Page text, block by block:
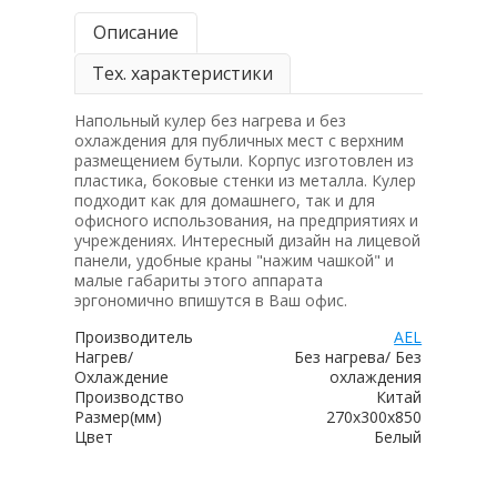
Описание
Тех. характеристики
Напольный кулер без нагрева и без
охлаждения для публичных мест с верхним
размещением бутыли. Корпус изготовлен из
пластика, боковые стенки из металла. Кулер
подходит как для домашнего, так и для
офисного использования, на предприятиях и
учреждениях. Интересный дизайн на лицевой
панели, удобные краны "нажим чашкой" и
малые габариты этого аппарата
эргономично впишутся в Ваш офис.
Производитель
AEL
Нагрев/
Охлаждение
Без нагрева/ Без
охлаждения
Производство
Китай
Размер(мм)
270х300х850
Цвет
Белый